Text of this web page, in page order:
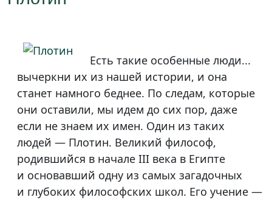
Есть такие особенные люди...
вычеркни их из нашей истории, и она
станет намного беднее. По следам, которые
они оставили, мы идем до сих пор, даже
если не знаем их имен. Один из таких
людей — Плотин. Великий философ,
родившийся в начале III века в Египте
и основавший одну из самых загадочных
и глубоких философских школ. Его учение —